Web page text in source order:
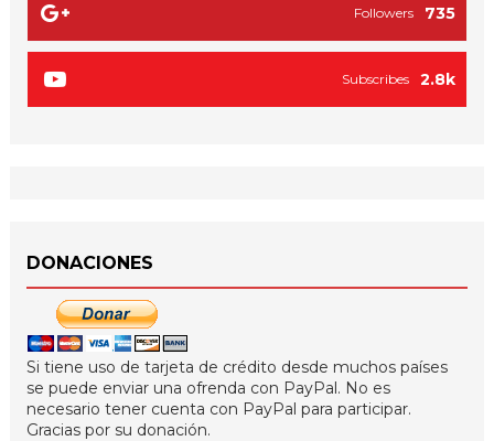
735
Followers
2.8k
Subscribes
DONACIONES
Si tiene uso de tarjeta de crédito desde muchos países
se puede enviar una ofrenda con PayPal. No es
necesario tener cuenta con PayPal para participar.
Gracias por su donación.